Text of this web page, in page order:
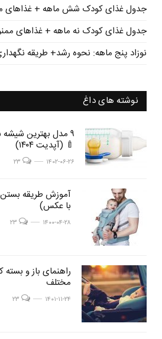
جدول غذای کودک شش ماهه + غذاهای
جدول غذای کودک نه ماهه + غذاهای
نوزاد پنج ماهه: نحوه رشد+ طریقه نگهداری از
نوشته های داغ
post
image
۹ مدل بهترین شیشه
🍼 (آپدیت ۱۴۰۴) post
۱۴۰۲-۰۶-۲۶
post
image
آموزش طریقه بستن
با عکس)post
image ۱۴۰۰-۰۴-۲۸
post
image
راهنمای باز و
مختلفpost
image۱۴۰۱-۱۱-۲۴